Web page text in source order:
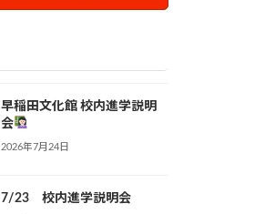
早稲田文化館 校内進学説明
会
2026年7月24日
7/23 校内進学説明会